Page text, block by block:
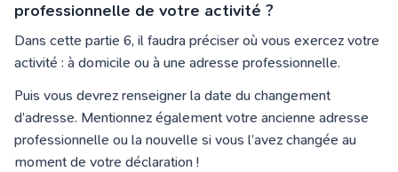
professionnelle de votre activité ?
Dans cette partie 6, il faudra préciser où vous exercez votre
activité : à domicile ou à une adresse professionnelle.
Puis vous devrez renseigner la date du changement
d’adresse. Mentionnez également votre ancienne adresse
professionnelle ou la nouvelle si vous l’avez changée au
moment de votre déclaration !